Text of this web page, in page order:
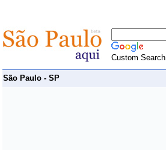
Custom Search
São Paulo - SP